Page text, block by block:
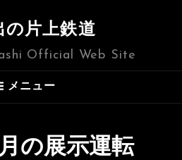
の片上鉄道
Official Web Site
メニュー
の展示運転